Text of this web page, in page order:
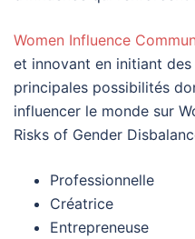
Women Influence
et innovant en initiant
principales possibilités
influencer le monde sur
Risks of Gender
Professionnelle
Créatrice
Entrepreneuse